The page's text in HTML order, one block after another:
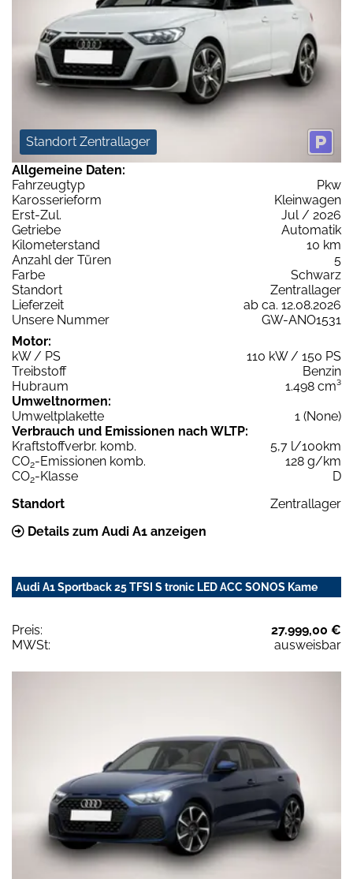
Standort Zentrallager
Allgemeine Daten:
Fahrzeugtyp
Pkw
Karosserieform
Kleinwagen
Erst-Zul.
Jul / 2026
Getriebe
Automatik
Kilometerstand
10 km
Anzahl der Türen
5
Farbe
Schwarz
Standort
Zentrallager
Lieferzeit
ab ca. 12.08.2026
Unsere Nummer
GW-ANO1531
Motor:
kW / PS
110 kW / 150 PS
Treibstoff
Benzin
Hubraum
1.498 cm³
Umweltnormen:
Umweltplakette
1 (None)
Verbrauch und Emissionen nach WLTP:
Kraftstoffverbr. komb.
5,7 l/100km
CO2-Emissionen komb.
128 g/km
CO2-Klasse
D
Standort
Zentrallager
Details zum Audi A1 anzeigen
Audi A1 Sportback 25 TFSI S tronic LED ACC SONOS Kame
Preis:
27.999,00 €
MWSt:
ausweisbar